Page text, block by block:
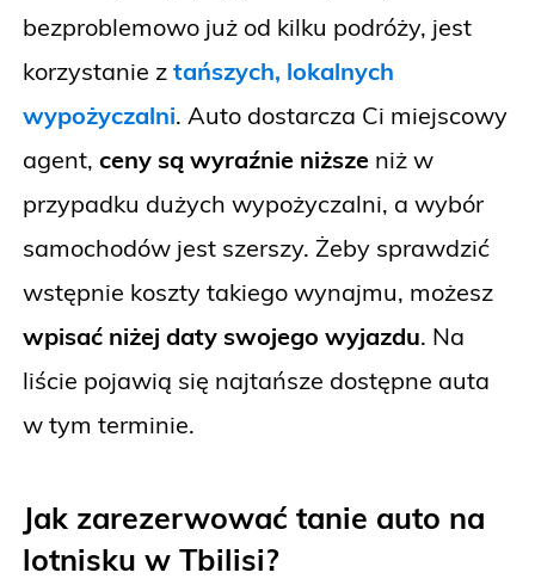
bezproblemowo już od kilku podróży, jest
korzystanie z tańszych, lokalnych
wypożyczalni. Auto dostarcza Ci miejscowy
agent, ceny są wyraźnie niższe niż w
przypadku dużych wypożyczalni, a wybór
samochodów jest szerszy. Żeby sprawdzić
wstępnie koszty takiego wynajmu, możesz
wpisać niżej daty swojego wyjazdu. Na
liście pojawią się najtańsze dostępne auta
w tym terminie.
Jak zarezerwować tanie auto na
lotnisku w Tbilisi?